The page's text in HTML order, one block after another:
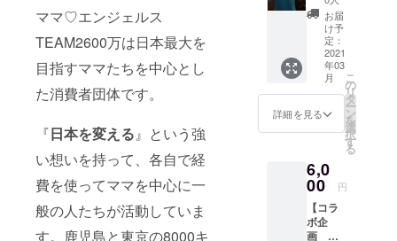
ママ♡エンジェルス
TEAM2600万は日本最大を
目指すママたちを中心とし
た消費者団体です。
『日本を変える』という強
い想いを持って、各自で経
費を使ってママを中心に一
般の人たちが活動していま
す。鹿児島と東京の8000キ
す。 ※
使用期
限は
2021/6
月まで
えるこ
となく
そのま
ま瓶詰
めして
おりま
す。 百
花蜜は
ない、
様々な
花の蜜
が混
じっ
ボ企
画。 豆
家さん
が 代表
的な名
古屋め
し「あ
んかけ
の元祖
「スパ
ティハ
ウス・
ルTシャ
ツ】 マ
マ♡エ
ンジェ
ルス
TEAM2
600万の
活動を
サポー
2020年
7月に設
立され
た 一般
財団法
人ママ
お届
け予
定：
2021
年03
月
詳細を見る
こ
の
リ
タ
ー
ン
を
選
択
す
る
6,0
00 円
【コラ
ボ企
画 搾